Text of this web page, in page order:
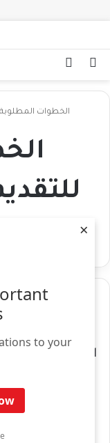
to your
×
الخطوات المطلوبة
الدراسة في